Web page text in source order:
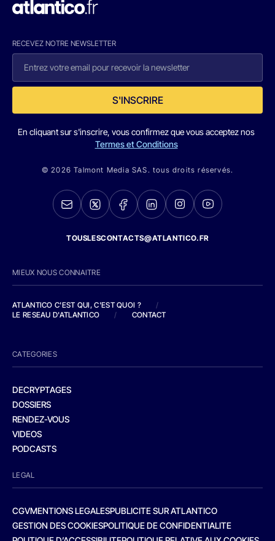
RECEVEZ NOTRE NEWSLETTER
S'INSCRIRE
En cliquant sur s'inscrire, vous confirmez que vous acceptez nos
Termes et Conditions
© 2026 Talmont Media SAS. tous droits réservés.
TOUSLESCONTACTS@ATLANTICO.FR
MIEUX NOUS CONNAITRE
ATLANTICO C'EST QUI, C'EST QUOI ?
/
LE RESEAU D'ATLANTICO
/ CONTACT
CATEGORIES
DECRYPTAGES
DOSSIERS
RENDEZ-VOUS
VIDEOS
PODCASTS
LEGAL
CGVMENTIONS LEGALESPUBLICITE SUR ATLANTICO
GESTION DES COOKIESPOLITIQUE DE CONFIDENTIALITE